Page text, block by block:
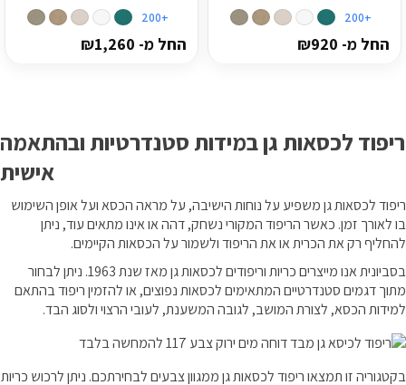
+200
החל מ- ₪920
+200
החל מ- ₪1,260
ריפוד לכסאות גן במידות סטנדרטיות ובהתאמה
אישית
ריפוד לכסאות גן משפיע על נוחות הישיבה, על מראה הכסא ועל אופן השימוש
בו לאורך זמן. כאשר הריפוד המקורי נשחק, דהה או אינו מתאים עוד, ניתן
להחליף רק את הכרית או את הריפוד ולשמור על הכסאות הקיימים.
בסביונית אנו מייצרים כריות וריפודים לכסאות גן מאז שנת 1963. ניתן לבחור
מתוך דגמים סטנדרטיים המתאימים לכסאות נפוצים, או להזמין ריפוד בהתאם
למידות הכסא, לצורת המושב, לגובה המשענת, לעובי הרצוי ולסוג הבד.
בקטגוריה זו תמצאו ריפוד לכסאות גן ממגוון צבעים לבחירתכם. ניתן לרכוש כריות